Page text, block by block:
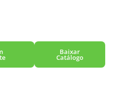
Baixar
Catálogo